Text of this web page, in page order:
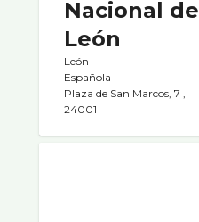
Nacional de
León
León
Española
Plaza de San Marcos, 7 ,
24001